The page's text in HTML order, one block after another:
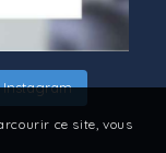
Instagram
ce site, vous